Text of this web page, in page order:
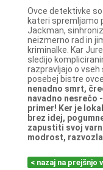
Ovce detektivke
kateri spremljamo
Jackman,
neizmerno rad in
kriminalke. Kar
sledijo
razpravljajo o
posebej bistre
nenadno smrt,
navadno nesrečo
primer! Ker je
brez idej,
zapustiti svoj
modrost,
< nazaj na prejšnjo